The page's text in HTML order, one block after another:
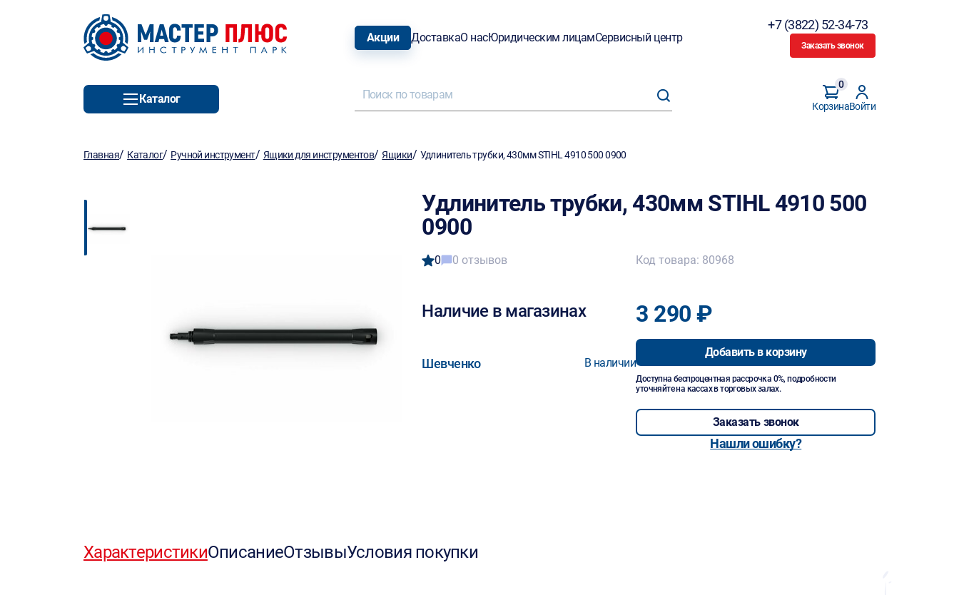
Акции ДоставкаО насЮридическим лицамСервисный центр
+7 (3822) 52-34-73
Заказать звонок
Каталог
Корзина
0
Войти
Главная/ Каталог/ Ручной инструмент/ Ящики для инструментов/Ящики/ Удлинитель трубки, 430мм STIHL 4910 500 0900
Удлинитель трубки, 430мм STIHL 4910 500
0900
0 0 отзывов
Наличие в магазинах
Шевченко В наличии
Код товара: 80968
3 290 ₽
Добавить в корзину
Доступна беспроцентная рассрочка 0%, подробности
уточняйте на кассах в торговых залах.
Заказать звонок
Нашли ошибку?
ХарактеристикиОписаниеОтзывыУсловия покупки